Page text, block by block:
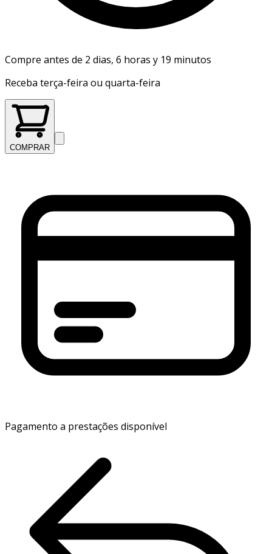
Compre antes de 2 dias, 6 horas y 19 minutos
Receba terça-feira ou quarta-feira
COMPRAR
Pagamento a prestações disponível